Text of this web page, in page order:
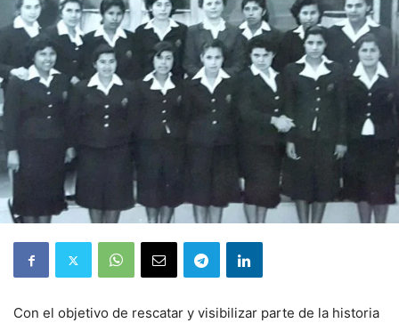
Con el objetivo de rescatar y visibilizar parte de la historia